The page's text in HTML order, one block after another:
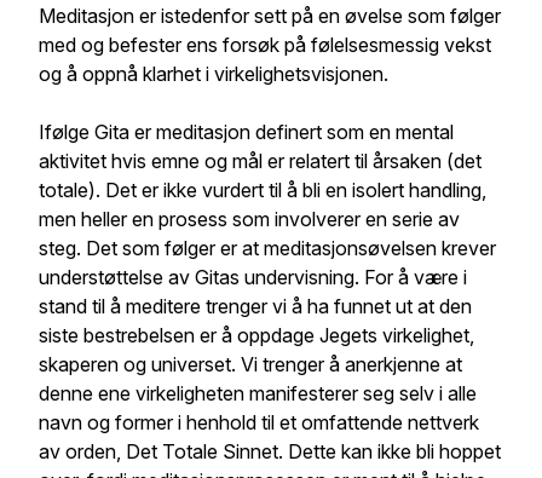
Meditasjon er istedenfor sett på en øvelse som følger
med og befester ens forsøk på følelsesmessig vekst
og å oppnå klarhet i virkelighetsvisjonen.
Ifølge Gita er meditasjon definert som en mental
aktivitet hvis emne og mål er relatert til årsaken (det
totale). Det er ikke vurdert til å bli en isolert handling,
men heller en prosess som involverer en serie av
steg. Det som følger er at meditasjonsøvelsen krever
understøttelse av Gitas undervisning. For å være i
stand til å meditere trenger vi å ha funnet ut at den
siste bestrebelsen er å oppdage Jegets virkelighet,
skaperen og universet. Vi trenger å anerkjenne at
denne ene virkeligheten manifesterer seg selv i alle
navn og former i henhold til et omfattende nettverk
av orden, Det Totale Sinnet. Dette kan ikke bli hoppet